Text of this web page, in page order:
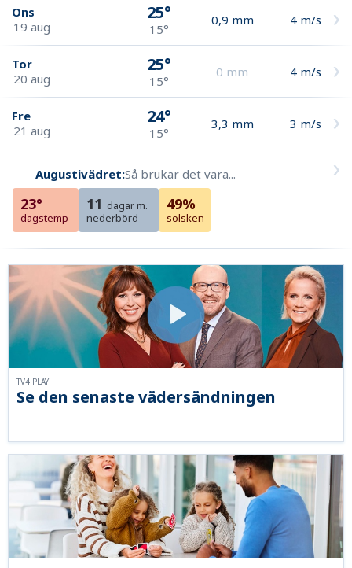
Ons
19 aug
25°
15°
0,9 mm 4 m/s
Tor
20 aug
25°
15°
0 mm 4 m/s
Fre
21 aug
24°
15°
3,3 mm 3 m/s
Augustivädret:Så brukar det vara...
23°
dagstemp
11 dagar m.
nederbörd
49%
solsken
Se den senaste vädersändningen
TV4 PLAY